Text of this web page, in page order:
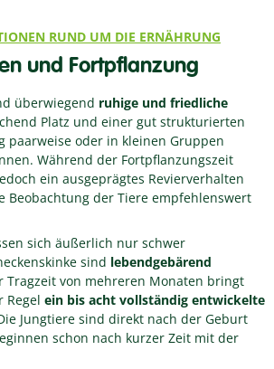
RUND UM DIE ERNÄHRUNG
und Fortpflanzung
überwiegend ruhige und friedliche
Platz und einer gut strukturierten
paarweise oder in kleinen Gruppen
Während der Fortpflanzungszeit
ein ausgeprägtes Revierverhalten
Beobachtung der Tiere empfehlenswert
sich äußerlich nur schwer
sind lebendgebärend
Tragzeit von mehreren Monaten bringt
Regel ein bis acht vollständig entwickelte
Jungtiere sind direkt nach der Geburt
schon nach kurzer Zeit mit der